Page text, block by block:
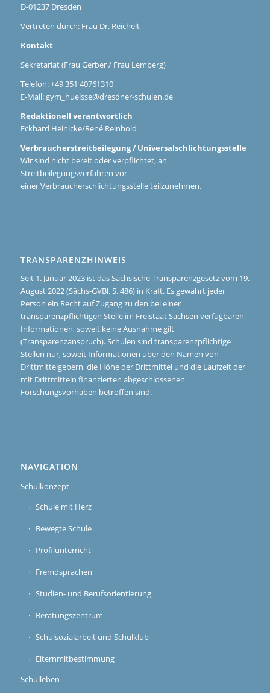
D-01237 Dresden
Vertreten durch: Frau Dr. Reichelt
Kontakt
Sekretariat (Frau Gerber / Frau Lemberg)
Telefon: +49 351 40761310
E-Mail: gym_huelsse@dresdner-schulen.de
Redaktionell verantwortlich
Eckhard Heinicke/René Reinhold
Verbraucherstreitbeilegung / Universalschlichtungsstelle
Wir sind nicht bereit oder verpflichtet, an
Streitbeilegungsverfahren vor
einer Verbraucherschlichtungsstelle teilzunehmen.
TRANSPARENZHINWEIS
Seit 1. Januar 2023 ist das Sächsische Transparenzgesetz vom 19.
August 2022 (Sächs-GVBl. S. 486) in Kraft. Es gewährt jeder
Person ein Recht auf Zugang zu den bei einer
transparenzpflichtigen Stelle im Freistaat Sachsen verfügbaren
Informationen, soweit keine Ausnahme gilt
(Transparenzanspruch). Schulen sind transparenzpflichtige
Stellen nur, soweit Informationen über den Namen von
Drittmittelgebern, die Höhe der Drittmittel und die Laufzeit der
mit Drittmitteln finanzierten abgeschlossenen
Forschungsvorhaben betroffen sind.
NAVIGATION
Schulkonzept
Schule mit Herz
Bewegte Schule
Profilunterricht
Fremdsprachen
Studien- und Berufsorientierung
Beratungszentrum
Schulsozialarbeit und Schulklub
Elternmitbestimmung
Schulleben